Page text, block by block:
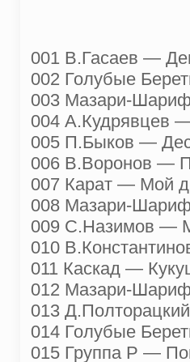
001 В.Гасаев —
002 Голубые
003 Мазари-
004 А.Кудрявцев —
005 П.Быков —
006 В.Воронов —
007 Карат — Мой
008 Мазари-
009 С.Назимов —
010
011 Каскад —
012 Мазари-
013
014 Голубые
015 Группа Р —